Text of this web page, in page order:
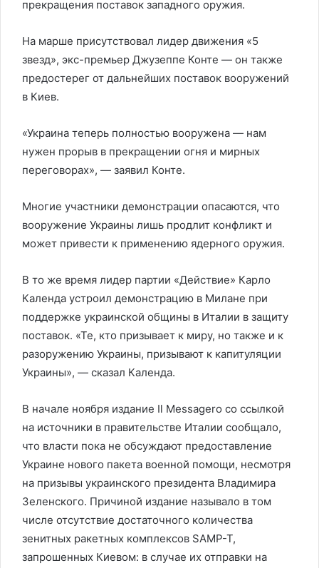
прекращения поставок западного оружия.
На марше присутствовал лидер движения «5
звезд», экс-премьер Джузеппе Конте — он также
предостерег от дальнейших поставок вооружений
в Киев.
«Украина теперь полностью вооружена — нам
нужен прорыв в прекращении огня и мирных
переговорах», — заявил Конте.
Многие участники демонстрации опасаются, что
вооружение Украины лишь продлит конфликт и
может привести к применению ядерного оружия.
В то же время лидер партии «Действие» Карло
Календа устроил демонстрацию в Милане при
поддержке украинской общины в Италии в защиту
поставок. «Те, кто призывает к миру, но также и к
разоружению Украины, призывают к капитуляции
Украины», — сказал Календа.
В начале ноября издание Il Messagero со ссылкой
на источники в правительстве Италии сообщало,
что власти пока не обсуждают предоставление
Украине нового пакета военной помощи, несмотря
на призывы украинского президента Владимира
Зеленского. Причиной издание называло в том
числе отсутствие достаточного количества
зенитных ракетных комплексов SAMP-T,
запрошенных Киевом: в случае их отправки на